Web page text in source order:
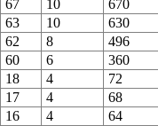
67 10
670
63 10
630
62 8
496
60 6
360
18 4
72
17 4
68
16 4
64